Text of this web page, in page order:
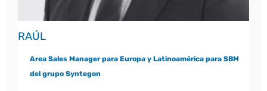
RAÚL
Area Sales Manager para Europa y Latinoamérica para SBM
del grupo Syntegon